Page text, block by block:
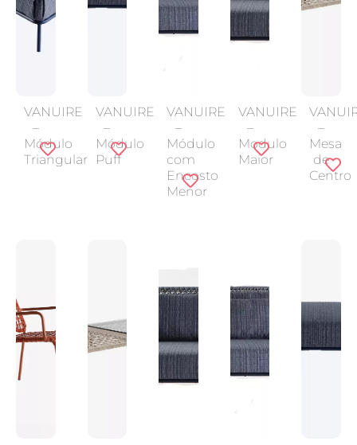
VANUIRE
–
Módulo
Triangular
VANUIRE
–
Módulo
Puff
VANUIRE
–
Módulo
com
Encosto
Menor
VANUIRE
–
Modulo
Maior
–
Mesa
de
Centro